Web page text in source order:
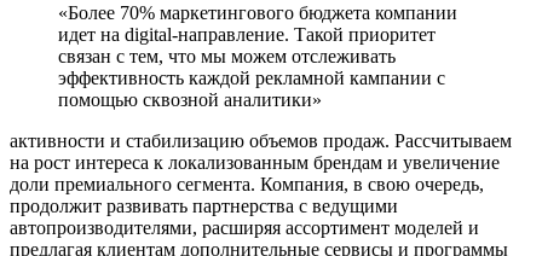
«Более 70% маркетингового бюджета компании
идет на digital-направление. Такой приоритет
связан с тем, что мы можем отслеживать
эффективность каждой рекламной кампании с
помощью сквозной аналитики»
активности и стабилизацию объемов продаж. Рассчитываем
на рост интереса к локализованным брендам и увеличение
доли премиального сегмента. Компания, в свою очередь,
продолжит развивать партнерства с ведущими
автопроизводителями, расширяя ассортимент моделей и
предлагая клиентам дополнительные сервисы и программы